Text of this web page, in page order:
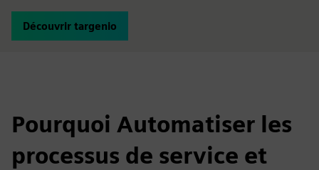
Découvrir targenio
Pourquoi Automatiser les
processus de service et